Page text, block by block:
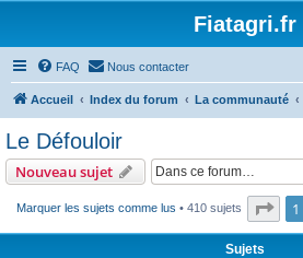
Fiatagri.fr
FAQ Nous contacter
Accueil Index du forum La communauté
Le Défouloir
Nouveau sujet
Marquer les sujets comme lus • 410 sujets Page
1
Sujets